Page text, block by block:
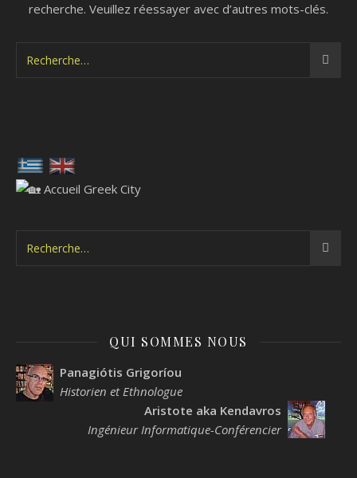
recherche. Veuillez réessayer avec d’autres mots-clés.
QUI SOMMES NOUS
Panagiótis Grigoríou
Historien et Ethnologue
Aristote aka Kendavros
Ingénieur Informatique-Conférencier